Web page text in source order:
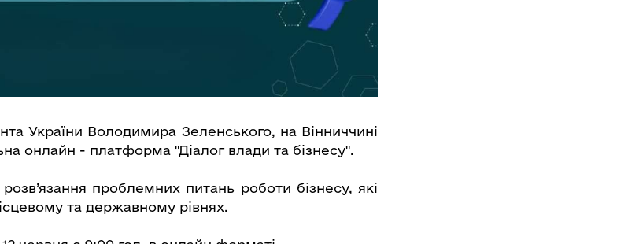
України Володимира Зеленського, на Вінниччині
онлайн - платформа "Діалог влади та бізнесу".
розв’язання проблемних питань роботи бізнесу, які
та державному рівнях.